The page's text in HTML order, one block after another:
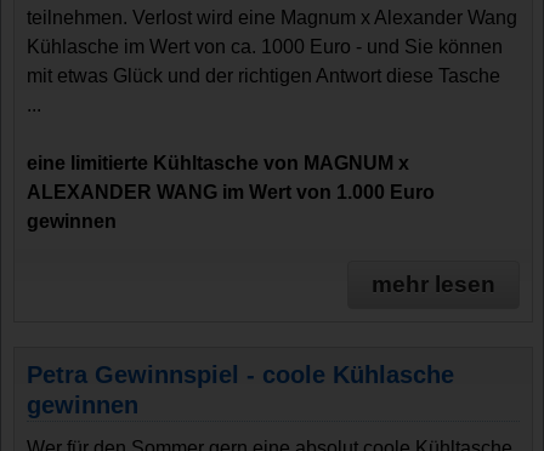
teilnehmen. Verlost wird eine Magnum x Alexander Wang
Kühlasche im Wert von ca. 1000 Euro - und Sie können
mit etwas Glück und der richtigen Antwort diese Tasche
...
eine limitierte Kühltasche von MAGNUM x
ALEXANDER WANG im Wert von 1.000 Euro
gewinnen
mehr lesen
Petra Gewinnspiel - coole Kühlasche
gewinnen